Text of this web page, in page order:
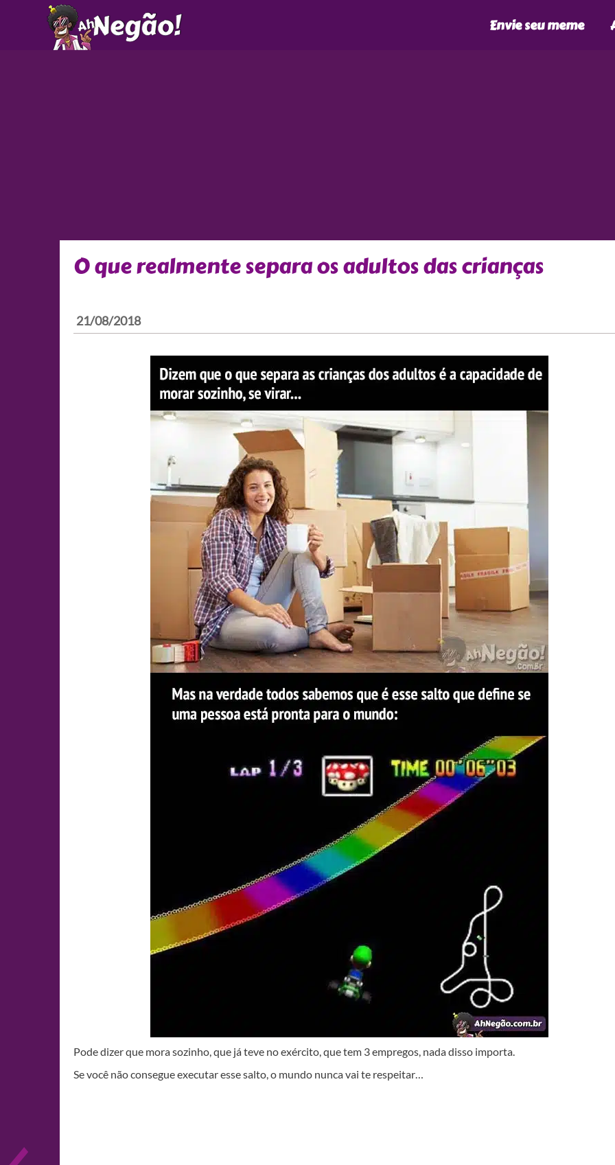
Envie seu meme
O que realmente separa os adultos das crianças
21/08/2018
Pode dizer que mora sozinho, que já teve no exército, que tem 3 empregos, nada disso importa.
Se você não consegue executar esse salto, o mundo nunca vai te respeitar…